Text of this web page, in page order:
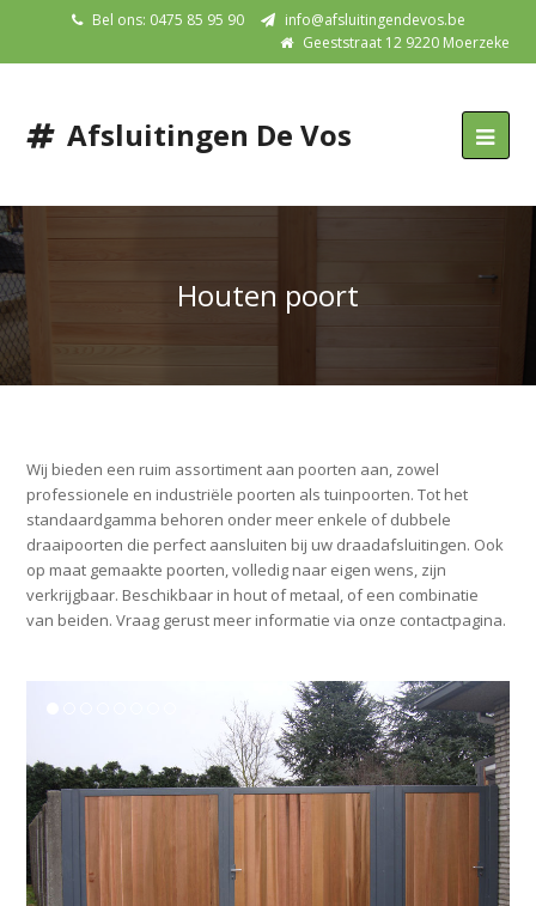
Bel ons: 0475 85 95 90
info@afsluitingendevos.be
Geeststraat 12 9220 Moerzeke
Afsluitingen De Vos
Houten poort
Wij bieden een ruim assortiment aan poorten aan, zowel
professionele en industriële poorten als tuinpoorten. Tot het
standaardgamma behoren onder meer enkele of dubbele
draaipoorten die perfect aansluiten bij uw draadafsluitingen. Ook
op maat gemaakte poorten, volledig naar eigen wens, zijn
verkrijgbaar. Beschikbaar in hout of metaal, of een combinatie
van beiden. Vraag gerust meer informatie via onze contactpagina.